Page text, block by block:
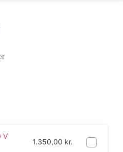
V
1.350,00 kr.